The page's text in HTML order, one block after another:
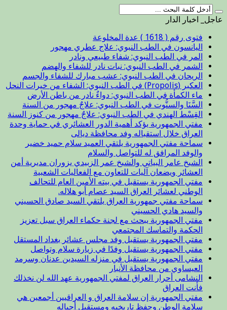
عاجل_ اخبار الدار
فتوى رقم ( 1618 ) عدة المخلوعة
اليانسون في الطب النبوي: علاج عطري مهجور
المر في الطب النبوي: شفاء طبيعي ونادر
الشمر في الطب النبوي: نبات نادر للشفاء والهضم
الريحان في الطب النبوي: عشب مبارك للشفاء والجسم
العكبر (Propolis) في الطب النبوي: الشفاء من خيرات النحل
ماء الكمأة في الطب النبوي: دواءٌ نادر من باطن الأرض
السَّنَا والسنُّوت في الطب النبوي: علاجٌ مهجور من السنة
القِسْط الهندي في الطب النبوي: علاجٌ مهجور من كنوز السنة
مفتي الجمهورية يؤكد أهمية الدور العشائري في حماية وحدة
العراق خلال استقباله وفد محافظة ديالى
سماحة مفتي الجمهورية يلتقي العميد سلام حميد خضير
والوفد المرافق له للتواصل والسلام
الشيخ عامر البياتي والشيخ عمر الزبيدي يزوران مديرية أمن
العشائر ويضعان آليات للتعاون مع الفعاليات الشعبية
مفتي الجمهورية يستقبل في بيته الأمين العام للتحالف
الوطني لعشائر العراق السيد عصام أبو هلاله.
سماحة مفتي جمهورية العراق يلتقي السيد صادق الحسيني
والسيد هادي الحسيني
مفتي الجمهورية يبحث مع لجنة حكماء العراق سبل تعزيز
الحكمة والتماسك المجتمعي
مفتي الجمهورية يستقبل وفد مجلس عشائر بغداد المستقل
مفتي الجمهورية يستقبل وفدًا في زيارة سلام وتواصل
مفتي الجمهورية يستقبل في منزله السيدين عدنان وسرمد
العيساوي من محافظة الأنبار
النشامى أحرار العراق لمفتي الجمهورية عهد الله لن نخذلك
فأنت العراق
مفتي الجمهورية إن سلامة العراق و العراقيين أجمعين هي
سلامة الوطن وحفظ تاريخيه ومستقبل أجياله